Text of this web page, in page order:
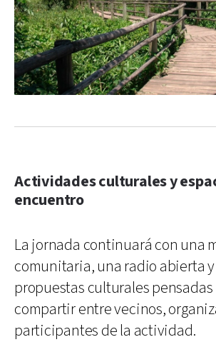
Actividades culturales y
encuentro
La jornada continuará con una
comunitaria, una radio abierta
propuestas culturales pensadas
compartir entre vecinos,
participantes de la actividad.